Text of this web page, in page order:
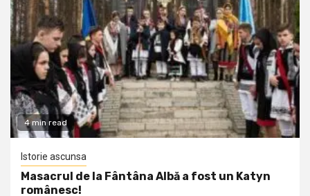
4 min read
Istorie ascunsa
Masacrul de la Fântâna Albă a fost un Katyn
românesc!